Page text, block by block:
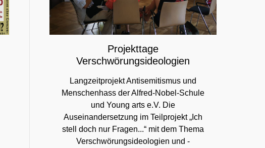
Projekttage
Verschwörungsideologien
Langzeitprojekt Antisemitismus und
Menschenhass der Alfred-Nobel-Schule
und Young arts e.V. Die
Auseinandersetzung im Teilprojekt „Ich
stell doch nur Fragen...“ mit dem Thema
Verschwörungsideologien und -